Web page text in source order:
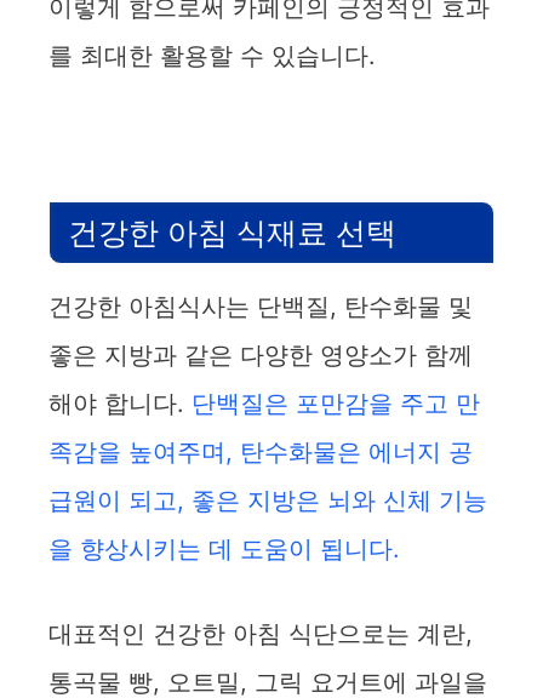
이렇게 함으로써 카페인의 긍정적인 효과
를 최대한 활용할 수 있습니다.
건강한 아침 식재료 선택
건강한 아침식사는 단백질, 탄수화물 및
좋은 지방과 같은 다양한 영양소가 함께
해야 합니다. 단백질은 포만감을 주고 만
족감을 높여주며, 탄수화물은 에너지 공
급원이 되고, 좋은 지방은 뇌와 신체 기능
을 향상시키는 데 도움이 됩니다.
대표적인 건강한 아침 식단으로는 계란,
통곡물 빵, 오트밀, 그릭 요거트에 과일을